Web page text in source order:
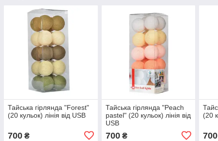
Тайська гірлянда "Forest"
(20 кульок) лінія від USB
700 ₴
Тайська гірлянда "Peach
pastel" (20 кульок) лінія від
USB
700₴
(20
700